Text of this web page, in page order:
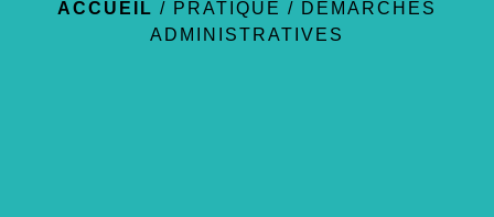
ACCUEIL / PRATIQUE / DÉMARCHES
ADMINISTRATIVES